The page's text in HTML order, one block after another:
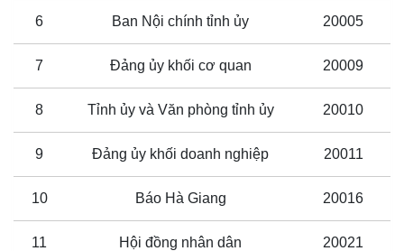
6 Ban Nội chính tỉnh ủy 20005
7 Đảng ủy khối cơ quan 20009
8 Tỉnh ủy và Văn phòng tỉnh ủy 20010
9 Đảng ủy khối doanh nghiệp 20011
10 Báo Hà Giang 20016
11 Hội đồng nhân dân 20021